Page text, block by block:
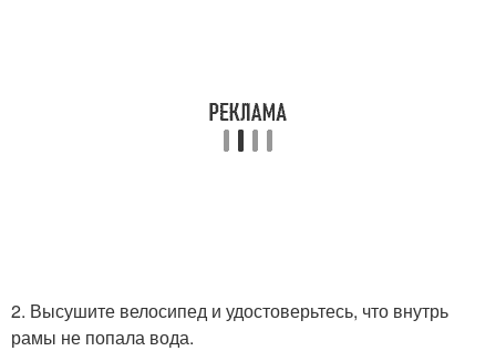
Кронштейн для
велосипеда
Крепление к потолку
2. Высушите велосипед и удостоверьтесь, что внутрь
рамы не попала вода.